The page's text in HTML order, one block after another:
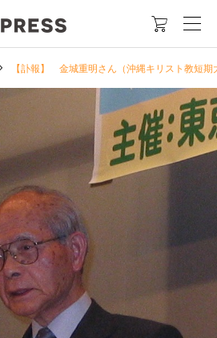

【訃報】 金城重明さん（沖縄キリスト教短